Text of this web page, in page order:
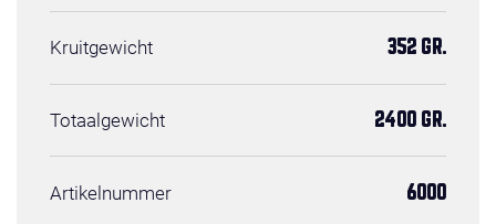
Kruitgewicht 352 GR.
Totaalgewicht 2400 GR.
Artikelnummer 6000